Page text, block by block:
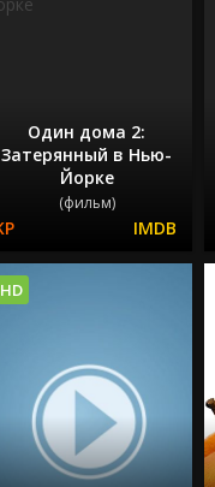
Один дома 2:
Затерянный в Нью-
Йорке
(фильм)
HD